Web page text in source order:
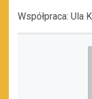
Współpraca: Ula